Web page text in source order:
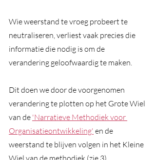
Wie weerstand te vroeg probeert te
neutraliseren, verliest vaak precies die
informatie die nodig is om de
verandering geloofwaardig te maken.
Dit doen we door de voorgenomen
verandering te plotten op het Grote Wiel
van de 'Narratieve Methodiek voor
Organisatieontwikkeling' en de
weerstand te blijven volgen in het Kleine